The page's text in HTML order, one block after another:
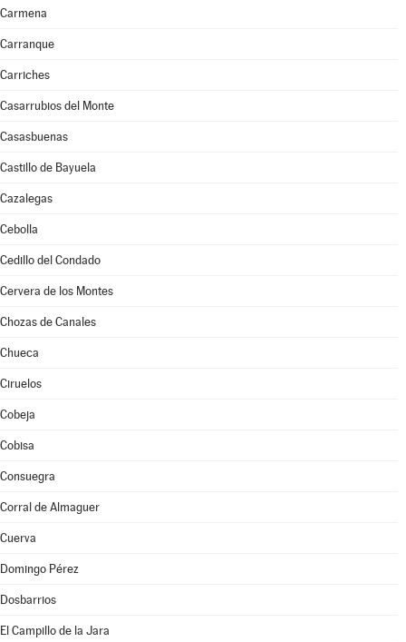
Carmena
Carranque
Carriches
Casarrubios del Monte
Casasbuenas
Castillo de Bayuela
Cazalegas
Cebolla
Cedillo del Condado
Cervera de los Montes
Chozas de Canales
Chueca
Ciruelos
Cobeja
Cobisa
Consuegra
Corral de Almaguer
Cuerva
Domingo Pérez
Dosbarrios
El Campillo de la Jara